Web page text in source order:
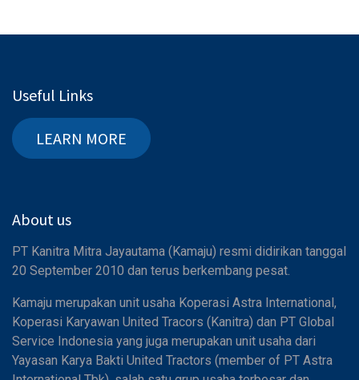
Useful Links
LEARN MORE
About us
PT Kanitra Mitra Jayautama (Kamaju) resmi didirikan tanggal
20 September 2010 dan terus berkembang pesat.
Kamaju merupakan unit usaha Koperasi Astra International,
Koperasi Karyawan United Tracors (Kanitra) dan PT Global
Service Indonesia yang juga merupakan unit usaha dari
Yayasan Karya Bakti United Tractors (member of PT Astra